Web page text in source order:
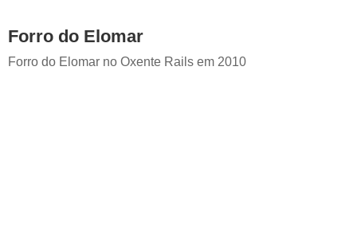
Forro do Elomar
Forro do Elomar no Oxente Rails em 2010